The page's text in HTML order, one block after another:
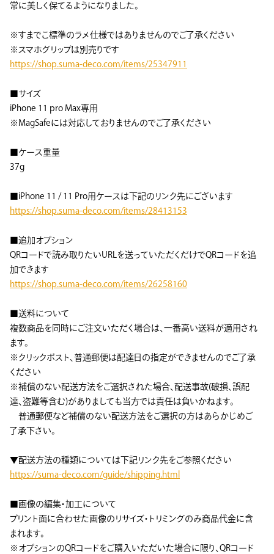
常に美しく保てるようになりました。
※すまでこ標準のラメ仕様ではありませんのでご了承ください
※スマホグリップは別売りです
https://shop.suma-deco.com/items/25347911
■サイズ
iPhone 11 pro Max専用
※MagSafeには対応しておりませんのでご了承ください
■ケース重量
37g
■iPhone 11 / 11 Pro用ケースは下記のリンク先にございます
https://shop.suma-deco.com/items/28413153
■追加オプション
QRコードで読み取りたいURLを送っていただくだけでQRコードを追
加できます
https://shop.suma-deco.com/items/26258160
■送料について
複数商品を同時にご注文いただく場合は、一番高い送料が適用され
ます。
※クリックポスト、普通郵便は配達日の指定ができませんのでご了承
ください
※補償のない配送方法をご選択された場合、配送事故(破損、誤配
達、盗難等含む)がありましても当方では責任は負いかねます。
普通郵便など補償のない配送方法をご選択の方はあらかじめご
了承下さい。
▼配送方法の種類については下記リンク先をご参照ください
https://suma-deco.com/guide/shipping.html
■画像の編集・加工について
プリント面に合わせた画像のリサイズ・トリミングのみ商品代金に含
まれます。
※オプションのQRコードをご購入いただいた場合に限り、QRコード